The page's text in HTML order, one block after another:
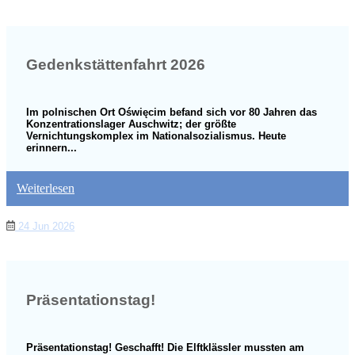
24 Jun 2026
Gedenkstättenfahrt 2026
Im polnischen Ort Oświęcim befand sich vor 80 Jahren das
Konzentrationslager Auschwitz; der größte
Vernichtungskomplex im Nationalsozialismus. Heute
erinnern...
Weiterlesen
Präsentationstag!
Präsentationstag! Geschafft! Die Elftklässler mussten am